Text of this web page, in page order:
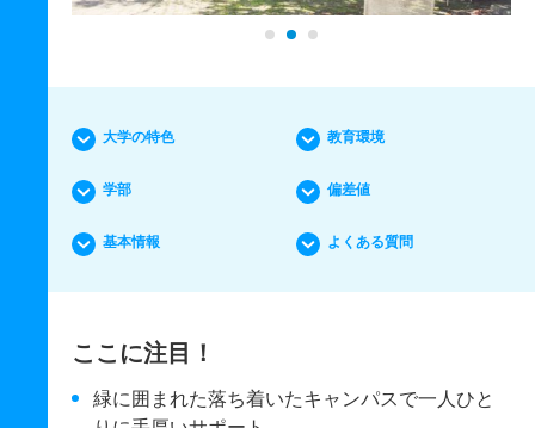
大学の特色 教育環境
学部 偏差値
基本情報 よくある質問
ここに注目！
緑に囲まれた落ち着いたキャンパスで一人ひと